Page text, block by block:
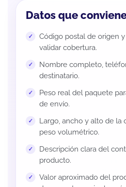
Datos que
Código postal de origen
validar cobertura.
Nombre completo,
destinatario.
Peso real del paquete
de envío.
Largo, ancho y alto de la
peso volumétrico.
Descripción clara del
producto.
Valor aproximado del